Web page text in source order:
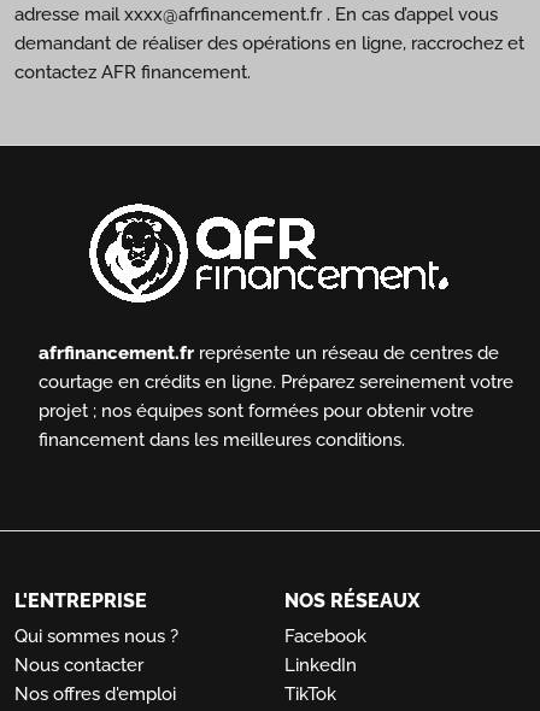
adresse mail xxxx@afrfinancement.fr . En cas d’appel vous
demandant de réaliser des opérations en ligne, raccrochez et
contactez AFR financement.
afrfinancement.fr représente un réseau de centres de
courtage en crédits en ligne. Préparez sereinement votre
projet ; nos équipes sont formées pour obtenir votre
financement dans les meilleures conditions.
L'ENTREPRISE
Qui sommes nous ?
Nous contacter
Nos offres d'emploi
NOS RÉSEAUX
Facebook
LinkedIn
TikTok